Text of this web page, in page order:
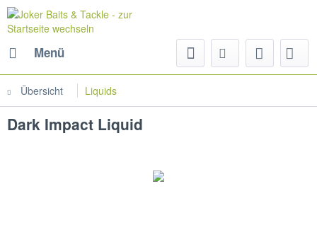
Menü
Übersicht Liquids
Dark Impact Liquid